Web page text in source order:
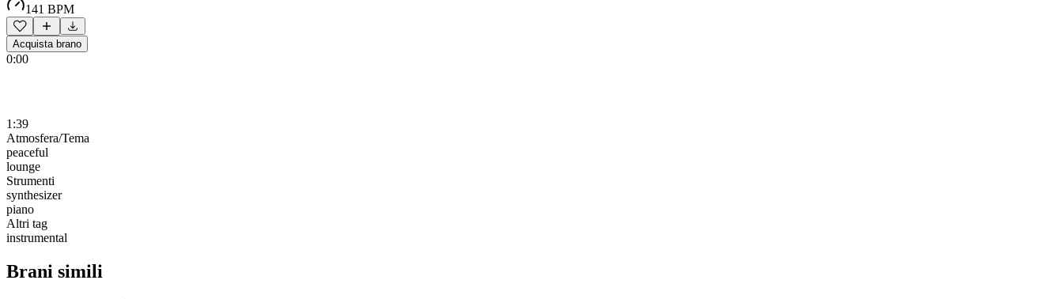
141 BPM
Acquista brano
0:00
1:39
Atmosfera/Tema
peaceful
lounge
Strumenti
synthesizer
piano
Altri tag
instrumental
Brani simili